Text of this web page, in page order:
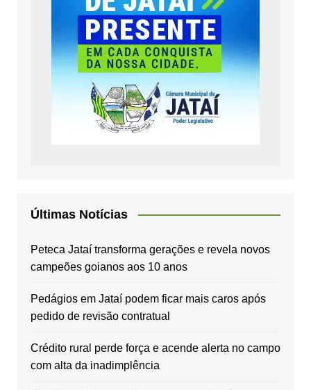
Últimas Notícias
Peteca Jataí transforma gerações e revela novos
campeões goianos aos 10 anos
Pedágios em Jataí podem ficar mais caros após
pedido de revisão contratual
Crédito rural perde força e acende alerta no campo
com alta da inadimplência